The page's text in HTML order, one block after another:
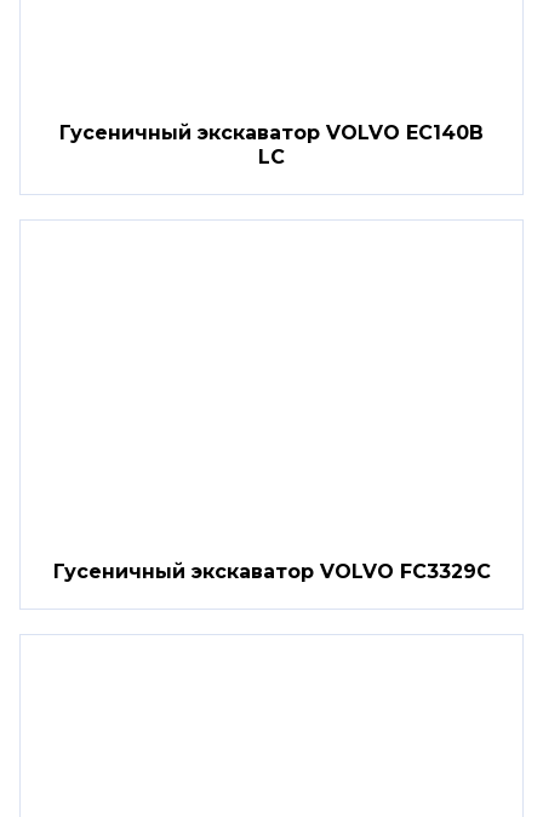
Гусеничный экскаватор VOLVO EC140B
LC
Гусеничный экскаватор VOLVO FC3329C